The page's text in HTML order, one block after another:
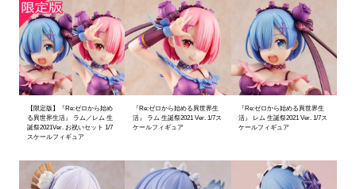
【限定版】『Re:ゼロから始め
る異世界生活』 ラム／レム 生
誕祭2021Ver. お祝いセット 1/7
スケールフィギュア
『Re:ゼロから始める異世界生
活』 ラム 生誕祭2021 Ver. 1/7ス
ケールフィギュア
『Re:ゼロから始める異世界生
活』 レム 生誕祭2021 Ver. 1/7ス
ケールフィギュア